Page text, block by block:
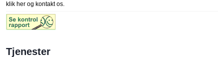
klik her og kontakt os.
Tjenester